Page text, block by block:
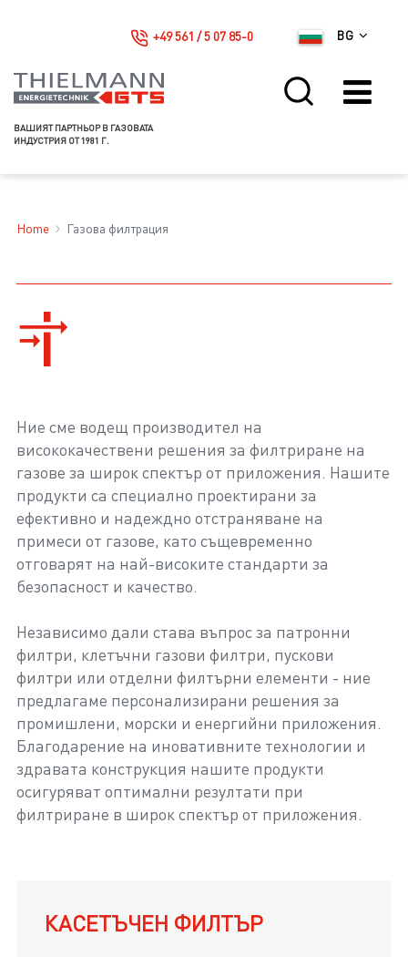
ВАШИЯТ ПАРТНЬОР В ГАЗОВАТА
ИНДУСТРИЯ ОТ 1981 Г.
BG
+49 561 / 5 07 85-0
Home Газова филтрация
Ние сме водещ производител на
висококачествени решения за филтриране на
газове за широк спектър от приложения. Нашите
продукти са специално проектирани за
ефективно и надеждно отстраняване на
примеси от газове, като същевременно
отговарят на най-високите стандарти за
безопасност и качество.
Независимо дали става въпрос за патронни
филтри, клетъчни газови филтри, пускови
филтри или отделни филтърни елементи - ние
предлагаме персонализирани решения за
промишлени, морски и енергийни приложения.
Благодарение на иновативните технологии и
здравата конструкция нашите продукти
осигуряват оптимални резултати при
филтриране в широк спектър от приложения.
КАСЕТЪЧЕН ФИЛТЪР